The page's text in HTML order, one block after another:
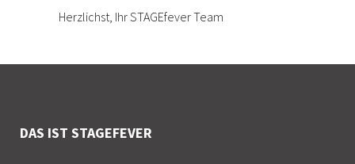
Herzlichst, Ihr STAGEfever Team
DAS IST STAGEFEVER